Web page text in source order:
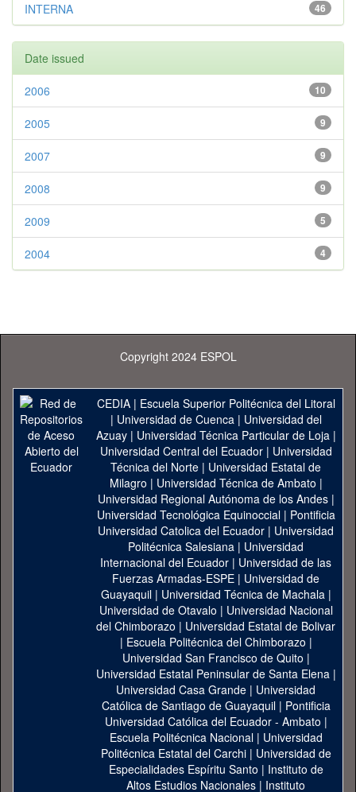
46
INTERNA
Date issued
10
2006
9
2005
9
2007
9
2008
5
2009
4
2004
Copyright 2024 ESPOL
CEDIA| Escuela Superior Politécnica del Litoral
| Universidad de Cuenca| Universidad del
Azuay| Universidad Técnica Particular de Loja|
Universidad Central del Ecuador| Universidad
Técnica del Norte | Universidad Estatal de
Milagro | Universidad Técnica de Ambato |
Universidad Regional Autónoma de los Andes|
Universidad Tecnológica Equinoccial| Pontificia
Universidad Catolica del Ecuador | Universidad
Politécnica Salesiana | Universidad
Internacional del Ecuador | Universidad de las
Fuerzas Armadas-ESPE | Universidad de
Guayaquil| Universidad Técnica de Machala|
Universidad de Otavalo | Universidad Nacional
del Chimborazo | Universidad Estatal de Bolivar
| Escuela Politécnica del Chimborazo |
Universidad San Francisco de Quito |
Universidad Estatal Peninsular de Santa Elena|
Universidad Casa Grande | Universidad
Católica de Santiago de Guayaquil| Pontificia
Universidad Católica del Ecuador - Ambato |
Escuela Politécnica Nacional| Universidad
Politécnica Estatal del Carchi| Universidad de
Especialidades Espíritu Santo | Instituto de
Altos Estudios Nacionales | Instituto